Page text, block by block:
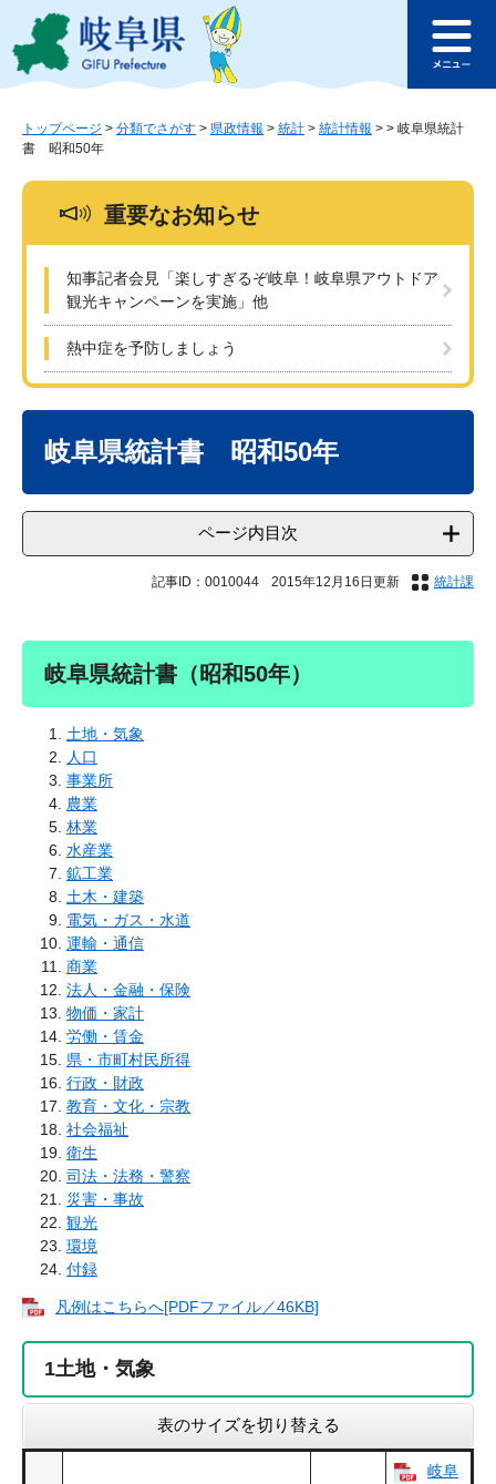
ジ
ュ
このページの本文へ
ュ
トップページ > 分類でさがす > 県政情報 > 統計 > 統計情報 > > 岐阜県統計
書 昭和50年
重要なお知らせ
知事記者会見「楽しすぎるぞ岐阜！岐阜県アウトドア
観光キャンペーンを実施」他
熱中症を予防しましょう
岐阜県統計書 昭和50年
ページ内目次
記事ID：0010044 2015年12月16日更新 統計課
岐阜県統計書（昭和50年）
土地・気象
人口
事業所
農業
林業
水産業
鉱工業
土木・建築
電気・ガス・水道
運輸・通信
商業
法人・金融・保険
物価・家計
労働・賃金
県・市町村民所得
行政・財政
教育・文化・宗教
社会福祉
衛生
司法・法務・警察
災害・事故
観光
環境
付録
凡例はこちらへ[PDFファイル／46KB]
1土地・気象
表のサイズを切り替える
岐阜